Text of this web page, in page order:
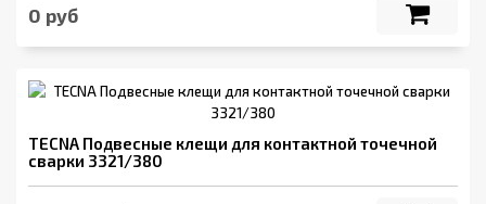
0 руб
TECNA Подвесные клещи для контактной точечной
сварки 3321/380